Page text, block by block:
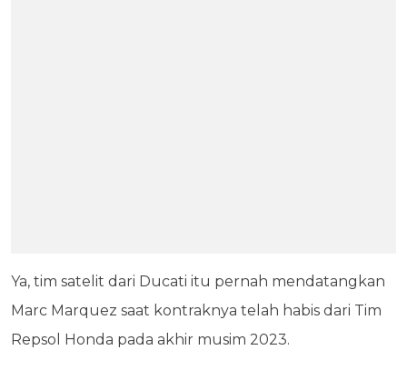
Ya, tim satelit dari Ducati itu pernah mendatangkan
Marc Marquez saat kontraknya telah habis dari Tim
Repsol Honda pada akhir musim 2023.